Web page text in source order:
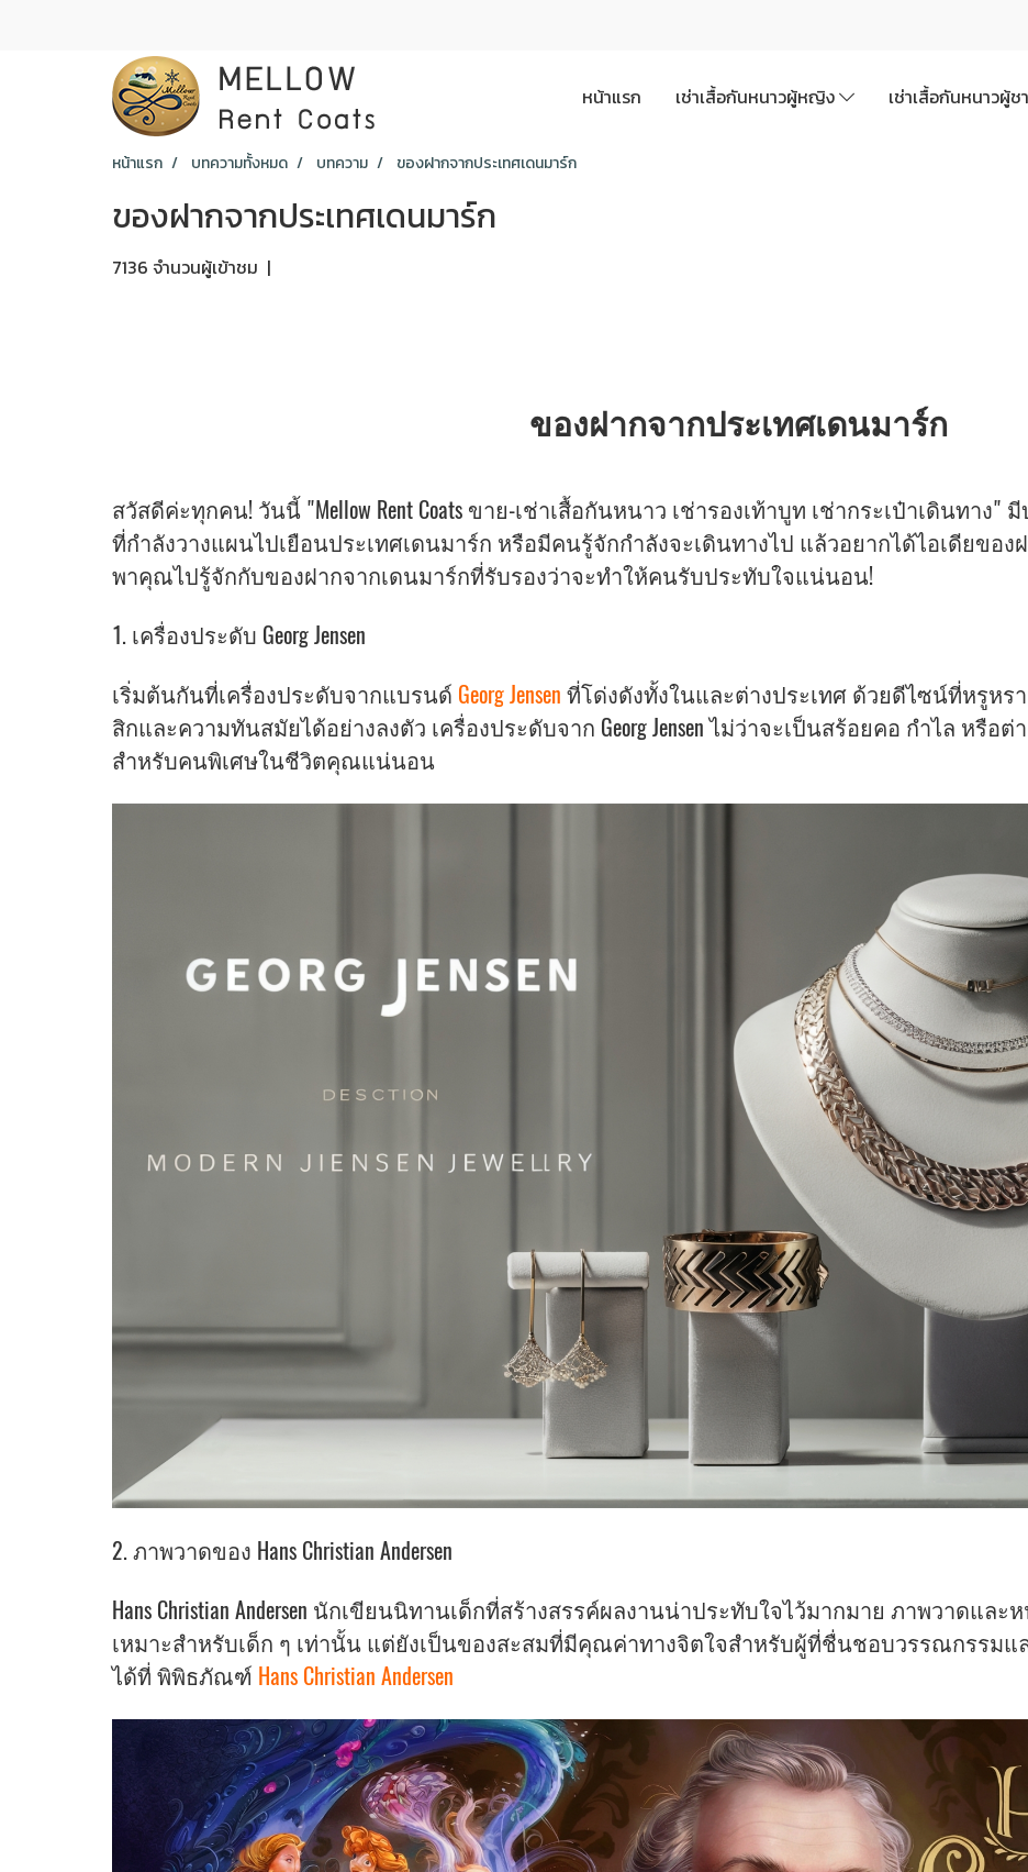
หน้าแรก เช่าเสื้อกันหนาวผู้หญิง เช่าเสื้อกันหนาวผู้ช
หน้าแรก บทความทั้งหมด บทความ ของฝากจากประเทศเดนมาร์ก
ของฝากจากประเทศเดนมาร์ก
7136 จำนวนผู้เข้าชม |
ของฝากจากประเทศเดนมาร์ก
สวัสดีค่ะทุกคน! วันนี้ "Mellow Rent Coats ขาย-เช่าเสื้อกันหนาว เช่ารองเท้าบูท เช่ากระเป๋าเดินทาง
ที่กำลังวางแผนไปเยือนประเทศเดนมาร์ก หรือมีคนรู้จักกำลังจะเดินทางไป แล้วอยากได้ไอเดียขอ
พาคุณไปรู้จักกับของฝากจากเดนมาร์กที่รับรองว่าจะทำให้คนรับประทับใจแน่นอน!
1. เครื่องประดับ Georg Jensen
เริ่มต้นกันที่เครื่องประดับจากแบรนด์ Georg Jensen ที่โด่งดังทั้งในและต่างประเทศ ด้วยดีไซน์ที่หรูหร
สิกและความทันสมัยได้อย่างลงตัว เครื่องประดับจาก Georg Jensen ไม่ว่าจะเป็นสร้อยคอ กำไล หรือ
สำหรับคนพิเศษในชีวิตคุณแน่นอน
2. ภาพวาดของ Hans Christian Andersen
Hans Christian Andersen นักเขียนนิทานเด็กที่สร้างสรรค์ผลงานน่าประทับใจไว้มากมาย ภาพวาดแล
เหมาะสำหรับเด็ก ๆ เท่านั้น แต่ยังเป็นของสะสมที่มีคุณค่าทางจิตใจสำหรับผู้ที่ชื่นชอบวรรณกรรมแ
ได้ที่ พิพิธภัณฑ์ Hans Christian Andersen